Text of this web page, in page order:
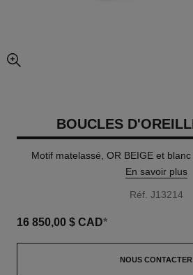
agrandissement
BOUCLES
Motif matelassé, OR BEIGE et
En savoir plus
Réf. J13214
16 850,00 $ CAD*
NOUS CONTACTER